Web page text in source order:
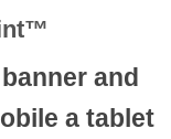
™
and
a tablet